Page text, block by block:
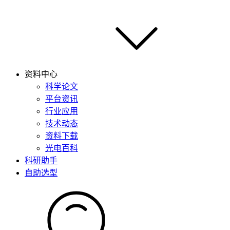
资料中心
科学论文
平台资讯
行业应用
技术动态
资料下载
光电百科
科研助手
自助选型